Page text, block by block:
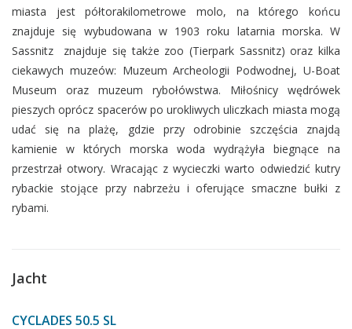
miasta jest półtorakilometrowe molo, na którego końcu
znajduje się wybudowana w 1903 roku latarnia morska. W
Sassnitz znajduje się także zoo (Tierpark Sassnitz) oraz kilka
ciekawych muzeów: Muzeum Archeologii Podwodnej, U-Boat
Museum oraz muzeum rybołówstwa. Miłośnicy wędrówek
pieszych oprócz spacerów po urokliwych uliczkach miasta mogą
udać się na plażę, gdzie przy odrobinie szczęścia znajdą
kamienie w których morska woda wydrążyła biegnące na
przestrzał otwory. Wracając z wycieczki warto odwiedzić kutry
rybackie stojące przy nabrzeżu i oferujące smaczne bułki z
rybami.
Jacht
CYCLADES 50.5 SL